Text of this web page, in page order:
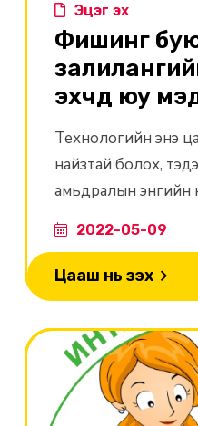
Эцэг эх
Фишинг
эхчүүд юу
вэ?
Технологийн энэ
найзтай болох,
амьдралын энгийн
Харамсалтай нь
ашиглах гэсэн хүмүүс
2022-05-09
Цааш нь үзэх